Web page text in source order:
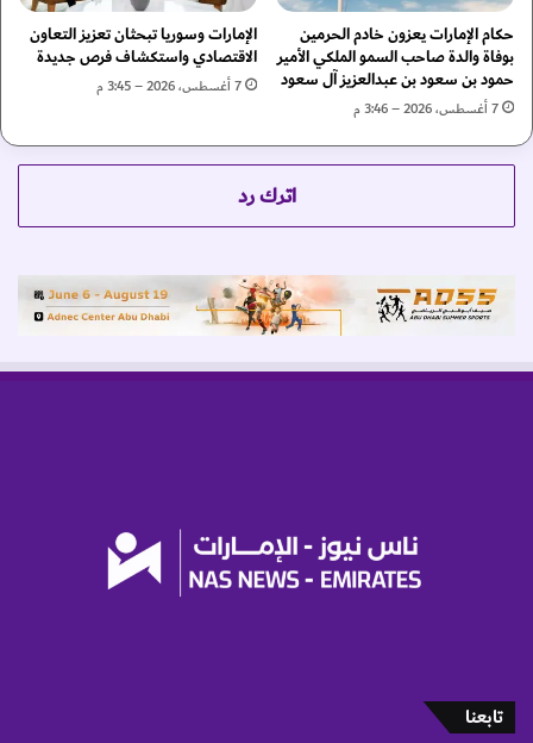
ل
ص
ي
ن
ل
حكام الإمارات يعزون خادم الحرمين
بوفاة والدة صاحب السمو الملكي الأمير
حمود بن سعود بن عبدالعزيز آل سعود
7 أغسطس، 2026 – 3:46 م
الإمارات وسوريا تبحثان تعزيز التعاون
الاقتصادي واستكشاف فرص جديدة
7 أغسطس، 2026 – 3:45 م
اترك رد
تابعنا